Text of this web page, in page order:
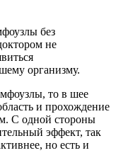
без
не
организму.
то в шее
и прохождение
С одной стороны
эффект, так
но есть и